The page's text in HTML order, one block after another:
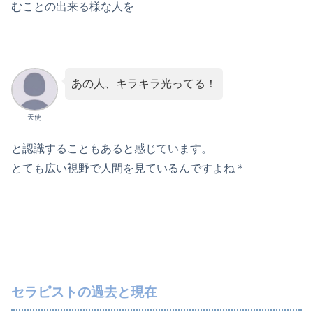
むことの出来る様な人を
天使
あの人、キラキラ光ってる！
と認識することもあると感じています。
とても広い視野で人間を見ているんですよね＊
セラピストの過去と現在